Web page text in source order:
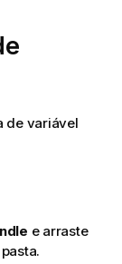
de variável
e arraste